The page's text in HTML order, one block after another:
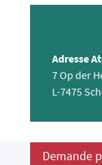
Adresse
7 Op der
L-7475
Demande